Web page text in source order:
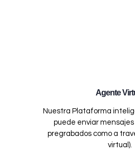
Agente
Nuestra Plataforma
puede enviar
pregrabados como a
virtual).